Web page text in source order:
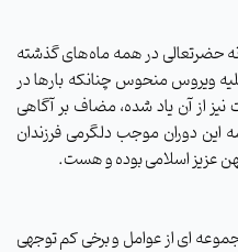
حضرتعالی در همه ماه‌های گذشته
ویروس منحوس چنانکه بارها در
نیز از آن یاد شده، مضاف بر آگاهی
این دوران موجب دلگرمی فرزندان
عزیز اسلامی بوده و هست.
ای از عوامل و برخی کم توجهی